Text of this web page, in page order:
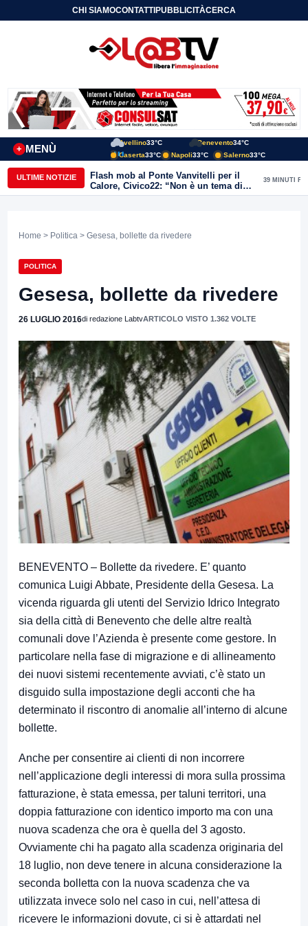
CHI SIAMOCONTATTIPUBBLICITÀCERCA
MENÙ
+
Avellino33°C Benevento34°C
Caserta33°C Napoli33°C Salerno33°C
ULTIME NOTIZIE
Flash mob al Ponte Vanvitelli per il
Calore, Civico22: “Non è un tema di
quartiere, riguarda tutta Benevento”
39 MINUTI FA
Home > Politica > Gesesa, bollette da rivedere
POLITICA
Gesesa, bollette da rivedere
26 LUGLIO 2016di redazione LabtvARTICOLO VISTO 1.362 VOLTE
BENEVENTO – Bollette da rivedere. E’ quanto
comunica Luigi Abbate, Presidente della Gesesa. La
vicenda riguarda gli utenti del Servizio Idrico Integrato
sia della città di Benevento che delle altre realtà
comunali dove l’Azienda è presente come gestore. In
particolare nella fase di migrazione e di allineamento
dei nuovi sistemi recentemente avviati, c’è stato un
disguido sulla impostazione degli acconti che ha
determinato il riscontro di anomalie all’interno di alcune
bollette.
Anche per consentire ai clienti di non incorrere
nell’applicazione degli interessi di mora sulla prossima
fatturazione, è stata emessa, per taluni territori, una
doppia fatturazione con identico importo ma con una
nuova scadenza che ora è quella del 3 agosto.
Ovviamente chi ha pagato alla scadenza originaria del
18 luglio, non deve tenere in alcuna considerazione la
seconda bolletta con la nuova scadenza che va
utilizzata invece solo nel caso in cui, nell’attesa di
ricevere le informazioni dovute, ci si è attardati nel